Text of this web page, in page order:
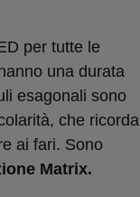
per tutte le
una durata
esagonali sono
che ricorda
ai fari. Sono
Matrix.